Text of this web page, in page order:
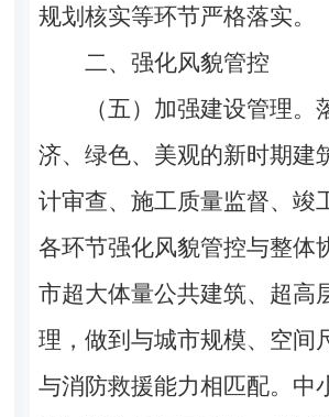
规划核实等环节严格落实。
二、强化风貌管控
（五）加强建设管理。
济、绿色、美观的新时期建
计审查、施工质量监督、竣
各环节强化风貌管控与整体
市超大体量公共建筑、超高
理，做到与城市规模、空间
与消防救援能力相匹配。中